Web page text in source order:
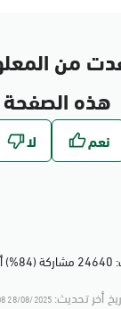
من
هذه الصفحة
أخر تحديث: 28/08/2025 12:08